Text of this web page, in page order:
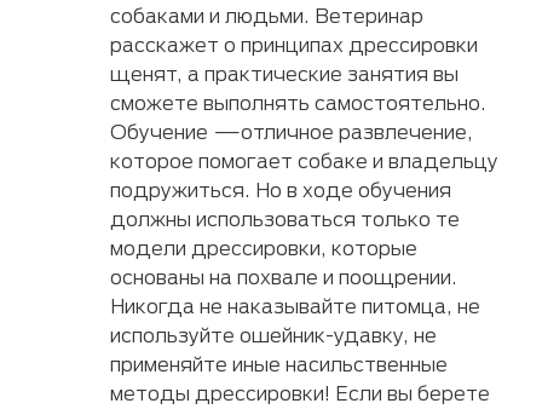
собаками и людьми. Ветеринар
расскажет о принципах дрессировки
щенят, а практические занятия вы
сможете выполнять самостоятельно.
Обучение —отличное развлечение,
которое помогает собаке и владельцу
подружиться. Но в ходе обучения
должны использоваться только те
модели дрессировки, которые
основаны на похвале и поощрении.
Никогда не наказывайте питомца, не
используйте ошейник-удавку, не
применяйте иные насильственные
методы дрессировки! Если вы берете